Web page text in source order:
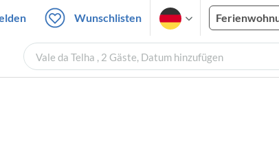
Wunschlisten
Vale da Telha , 2 Gäste, Datum hinzufügen